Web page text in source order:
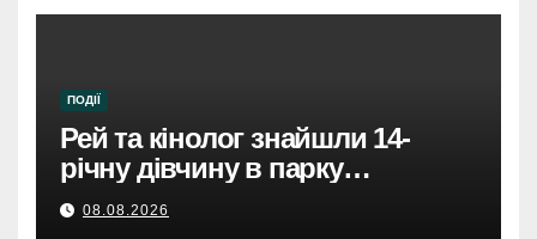
ПОДІЇ
Рей та кінолог знайшли 14-
річну дівчину в парку
Святошинського району.
08.08.2026